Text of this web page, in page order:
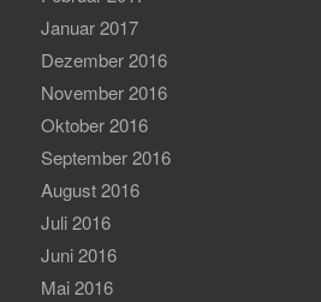
Januar 2017
Dezember 2016
November 2016
Oktober 2016
September 2016
August 2016
Juli 2016
Juni 2016
Mai 2016